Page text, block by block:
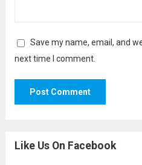
Save my name, email, and
next time I comment.
Like Us On Facebook